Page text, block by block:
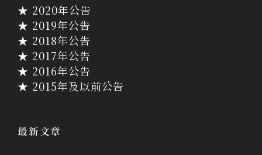
★ 2020年公告
★ 2019年公告
★ 2018年公告
★ 2017年公告
★ 2016年公告
★ 2015年及以前公告
最新文章